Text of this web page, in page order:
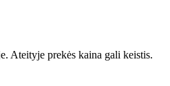
Ateityje prekės kaina gali keistis.